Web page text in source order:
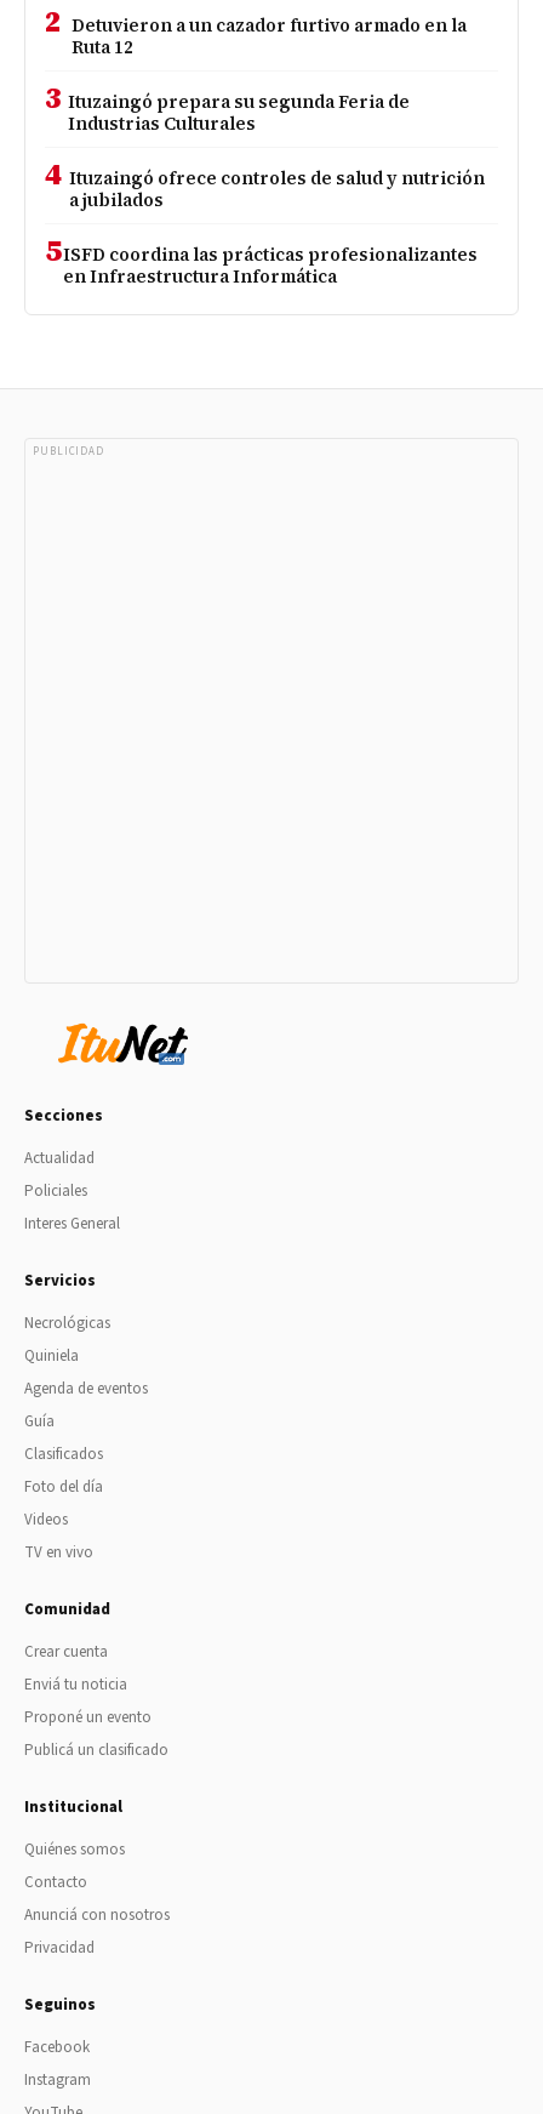
2 Detuvieron a un cazador furtivo armado en la
Ruta 12
3 Ituzaingó prepara su segunda Feria de
Industrias Culturales
4 Ituzaingó ofrece controles de salud y nutrición
a jubilados
5ISFD coordina las prácticas profesionalizantes
en Infraestructura Informática
PUBLICIDAD
Secciones
Actualidad
Policiales
Interes General
Servicios
Necrológicas
Quiniela
Agenda de eventos
Guía
Clasificados
Foto del día
Videos
TV en vivo
Comunidad
Crear cuenta
Enviá tu noticia
Proponé un evento
Publicá un clasificado
Institucional
Quiénes somos
Contacto
Anunciá con nosotros
Privacidad
Seguinos
Facebook
Instagram